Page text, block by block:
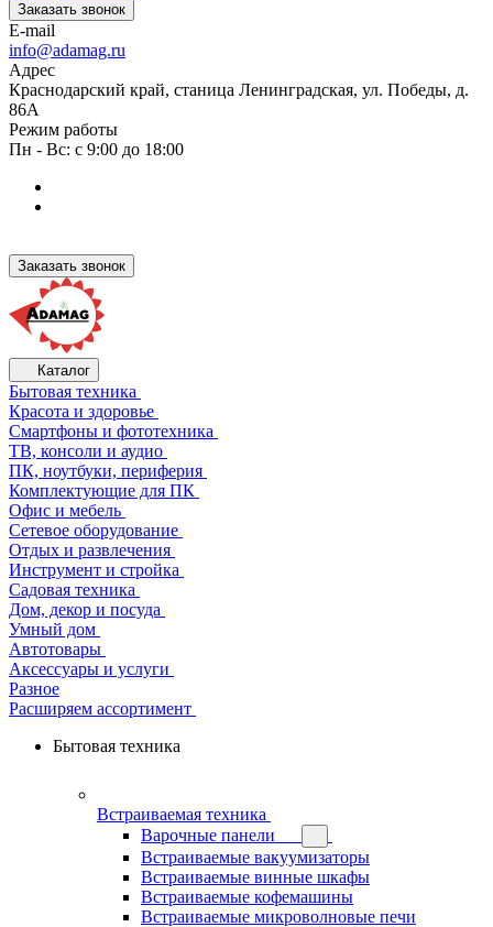
Заказать звонок
E-mail
info@adamag.ru
Адрес
Краснодарский край, станица Ленинградская, ул. Победы, д.
86А
Режим работы
Пн - Вс: с 9:00 до 18:00
Заказать звонок
Каталог
Бытовая техника
Красота и здоровье
Смартфоны и фототехника
ТВ, консоли и аудио
ПК, ноутбуки, периферия
Комплектующие для ПК
Офис и мебель
Сетевое оборудование
Отдых и развлечения
Инструмент и стройка
Садовая техника
Дом, декор и посуда
Умный дом
Автотовары
Аксессуары и услуги
Разное
Расширяем ассортимент
Бытовая техника
Встраиваемая техника
Варочные панели
Встраиваемые вакуумизаторы
Встраиваемые винные шкафы
Встраиваемые кофемашины
Встраиваемые микроволновые печи